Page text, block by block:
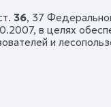
36, 37
в целях
и